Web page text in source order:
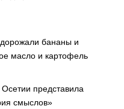
бананы и
масло и картофель
представила
смыслов»